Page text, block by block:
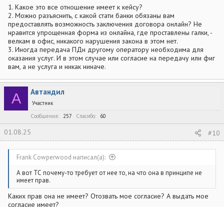
1. Какое это все отношение имеет к кейсу?
2. Можно разъяснить, с какой стати банки обязаны вам
предоставлять возможность заключения договора онлайн? Не
нравится упрощенная форма из онлайна, где проставлены галки, -
велкам в офис, никакого нарушения закона в этом нет.
3. Иногда передача ПДн другому оператору необходима для
оказания услуг. И в этом случае или согласие на передачу или фиг
вам, а не услуга и никак ниначе.
А Автандил
Участник
Сообщения
257 Спасибо 60
01.08.25 #10
Frank Cowperwood написал(а):
А вот ТС почему-то требует от нее то, на что она в принципе не
имеет прав.
Каких прав она не имеет? Отозвать мое согласие? А выдать мое
согласие имеет?